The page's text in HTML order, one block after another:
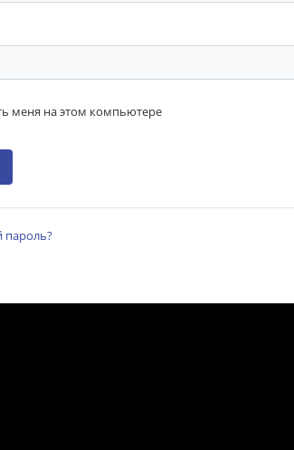
меня на этом компьютере
пароль?